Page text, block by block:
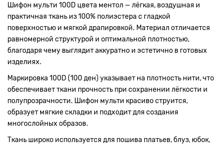
Шифон мульти 100D цвета ментол — лёгкая, воздушная и
практичная ткань из 100% полиэстера с гладкой
поверхностью и мягкой драпировкой. Материал отличается
равномерной структурой и оптимальной плотностью,
благодаря чему выглядит аккуратно и эстетично в готовых
изделиях.
Маркировка 100D (100 ден) указывает на плотность нити, что
обеспечивает ткани прочность при сохранении лёгкости и
полупрозрачности. Шифон мульти красиво струится,
образует мягкие складки и подходит для создания
многослойных образов.
Ткань широко используется для пошива платьев, блуз, юбок,